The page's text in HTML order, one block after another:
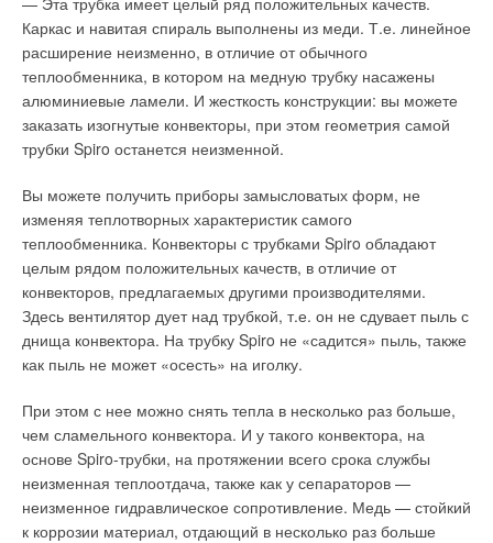
Каркас и навитая спираль выполнены из меди. Т.е. линейное
расширение неизменно, в отличие от обычного
теплообменника, в котором на медную трубку насажены
алюминиевые ламели. И жесткость конструкции: вы можете
заказать изогнутые конвекторы, при этом геометрия самой
трубки Spiro останется неизменной.
Вы можете получить приборы замысловатых форм, не
изменяя теплотворных характеристик самого
теплообменника. Конвекторы с трубками Spiro обладают
целым рядом положительных качеств, в отличие от
конвекторов, предлагаемых другими производителями.
Здесь вентилятор дует над трубкой, т.е. он не сдувает пыль с
днища конвектора. На трубку Spiro не «садится» пыль, также
как пыль не может «осесть» на иголку.
При этом с нее можно снять тепла в несколько раз больше,
чем сламельного конвектора. И у такого конвектора, на
основе Spiro-трубки, на протяжении всего срока службы
неизменная теплоотдача, также как у сепараторов —
неизменное гидравлическое сопротивление. Медь — стойкий
к коррозии материал, отдающий в несколько раз больше